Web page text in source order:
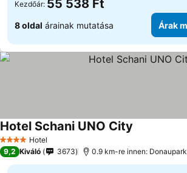
Kezdőár: 55 538 Ft
8 oldal árainak mutatása Árak
4 KategóriaHotel
Hotel Schani UNO City
9,2 Kiváló 3673 0.9 km-re innen: Donaupark